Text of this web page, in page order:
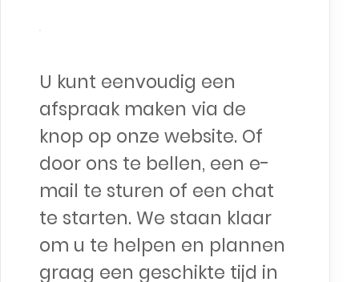
U kunt eenvoudig een
afspraak maken via de
knop op onze website. Of
door ons te bellen, een e-
mail te sturen of een chat
te starten. We staan klaar
om u te helpen en plannen
graag een geschikte tijd in